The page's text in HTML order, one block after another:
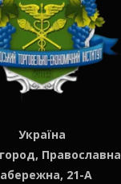
Україна
Православна
21-А